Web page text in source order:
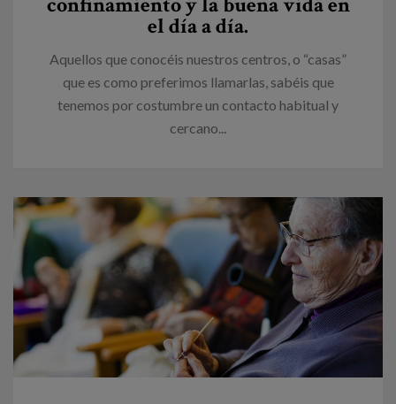
el día a día.
Aquellos que conocéis nuestros centros, o “casas”
que es como preferimos llamarlas, sabéis que
tenemos por costumbre un contacto habitual y
cercano...